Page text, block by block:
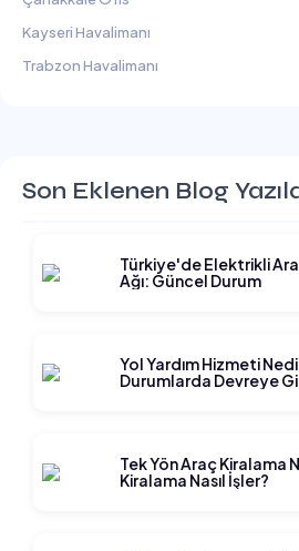
Kayseri Havalimanı
Trabzon Havalimanı
Son Eklenen Blog
Türkiye'de Elektrikli
Ağı: Güncel Durum
Yol Yardım Hizmeti
Durumlarda Devreye
Tek Yön Araç Kiralama
Kiralama Nasıl İşler?